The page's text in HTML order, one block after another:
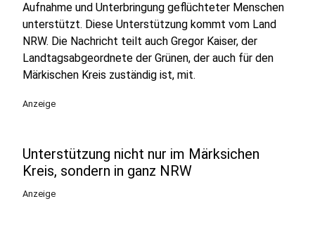
Aufnahme und Unterbringung geflüchteter Menschen
unterstützt. Diese Unterstützung kommt vom Land
NRW. Die Nachricht teilt auch Gregor Kaiser, der
Landtagsabgeordnete der Grünen, der auch für den
Märkischen Kreis zuständig ist, mit.
Anzeige
Unterstützung nicht nur im Märksichen
Kreis, sondern in ganz NRW
Anzeige